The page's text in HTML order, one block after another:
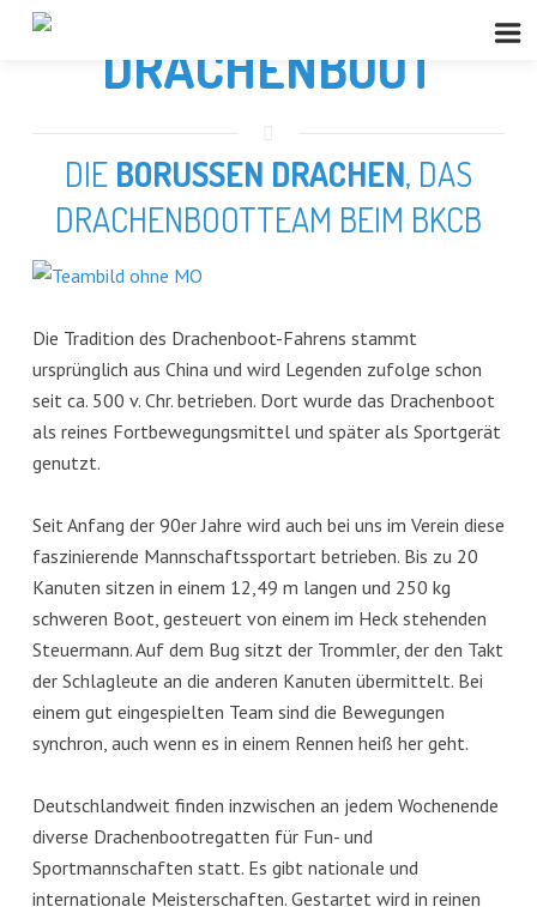
DRACHENBOOT
DIE BORUSSEN DRACHEN, DAS
DRACHENBOOTTEAM BEIM BKCB
Die Tradition des Drachenboot-Fahrens stammt
ursprünglich aus China und wird Legenden zufolge schon
seit ca. 500 v. Chr. betrieben. Dort wurde das Drachenboot
als reines Fortbewegungsmittel und später als Sportgerät
genutzt.
Seit Anfang der 90er Jahre wird auch bei uns im Verein diese
faszinierende Mannschaftssportart betrieben. Bis zu 20
Kanuten sitzen in einem 12,49 m langen und 250 kg
schweren Boot, gesteuert von einem im Heck stehenden
Steuermann. Auf dem Bug sitzt der Trommler, der den Takt
der Schlagleute an die anderen Kanuten übermittelt. Bei
einem gut eingespielten Team sind die Bewegungen
synchron, auch wenn es in einem Rennen heiß her geht.
Deutschlandweit finden inzwischen an jedem Wochenende
diverse Drachenbootregatten für Fun- und
Sportmannschaften statt. Es gibt nationale und
internationale Meisterschaften. Gestartet wird in reinen